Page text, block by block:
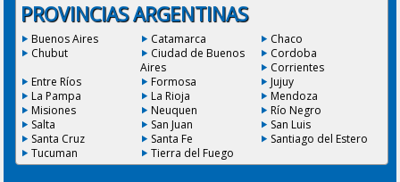
PROVINCIAS ARGENTINAS
Buenos Aires Catamarca
Chaco
Chubut
Ciudad de Buenos
Aires
Cordoba
Corrientes
Entre Ríos
Formosa
Jujuy
La Pampa
La Rioja
Mendoza
Misiones
Neuquen
Río Negro
Salta
San Juan
San Luis
Santa Cruz
Santa Fe
Santiago del Estero
Tucuman
Tierra del Fuego